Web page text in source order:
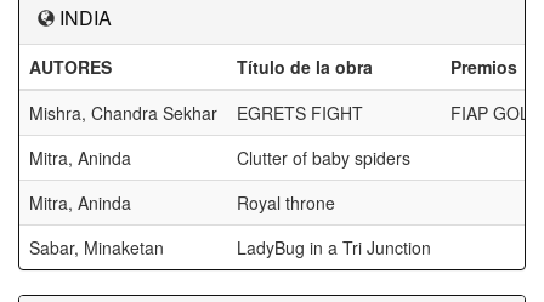
INDIA
AUTORES Título de la obra
Premios
Mishra, Chandra Sekhar
EGRETS FIGHT
FIAP
Mitra, Aninda
Clutter of baby spiders
Mitra, Aninda
Royal throne
Sabar, Minaketan
LadyBug in a Tri Junction